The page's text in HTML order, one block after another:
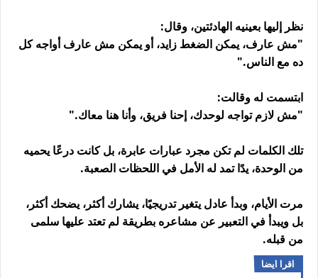
نظر إليها بعينيه الهادئتين، وقال:
"مش عارف، يمكن الضغط زايد، أو يمكن مش عارف أواجه كل
ده مع الناس."
ابتسمت له وقالت:
"مش لازم تواجه لوحدك، إحنا فريق، وأنا هنا معاك."
تلك الكلمات لم تكن مجرد عبارات عابرة، بل كانت درعًا يحميه
من الوحدة، يدًا تمد له الأمل في اللحظات الصعبة.
مرت الأيام، وبدأ عادل يتغير تدريجيًا، يشارك أكثر، يضحك أكثر،
بل ويبدأ في التعبير عن مشاعره بطريقة لم تعتد عليها سلمى
من قبله.
اقرا ايضا